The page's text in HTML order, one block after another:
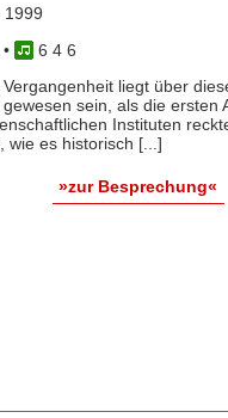
1999
•
6 4 6
liegt über
sein, als die
Instituten
wie es historisch [...]
»zur Besprechung«